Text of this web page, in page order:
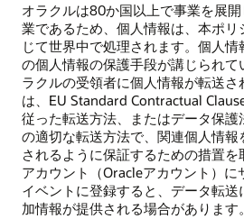
オラクルは80か国以上で事業を展
業であるため、個人情報は、本ポ
じて世界中で処理されます。個人
の個人情報の保護手段が講じられ
ラクルの受領者に個人情報が転送
は、EU Standard Contractual
従った転送方法、またはデータ保
の適切な転送方法で、関連個人情
されるように保証するための措置を
アカウント（Oracleアカウント）に
イベントに登録すると、データ転送
加情報が提供される場合があります。